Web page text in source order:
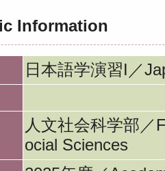
Information
日本語学演習I／
人文社会科学部／
ocial Sciences